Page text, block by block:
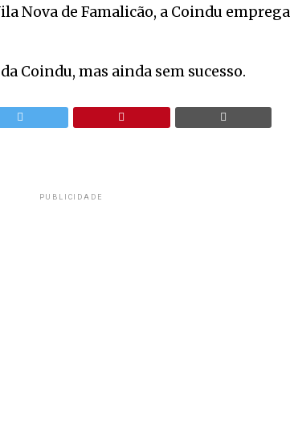
Nova de Famalicão, a Coindu
Coindu, mas ainda sem sucesso.
PUBLICIDADE